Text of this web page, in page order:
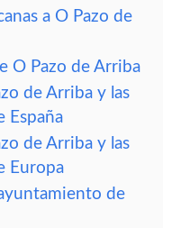
a O Pazo de
O Pazo de Arriba
de Arriba y las
España
de Arriba y las
Europa
de